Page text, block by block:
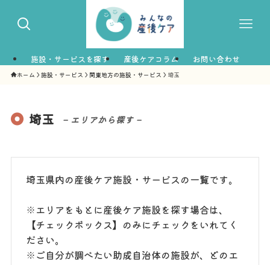
施設・サービスを探す 産後ケアコラム お問い合わせ
ホーム 施設・サービス 関東地方の施設・サービス 埼玉
埼玉 – エリアから探す –
埼玉県内の産後ケア施設・サービスの一覧です。
※エリアをもとに産後ケア施設を探す場合は、
【チェックボックス】のみにチェックをいれてく
ださい。
※ご自分が調べたい助成自治体の施設が、どのエ